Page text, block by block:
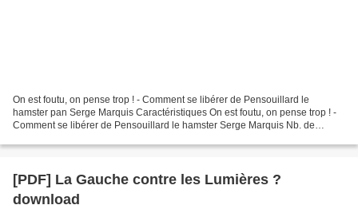
On est foutu, on pense trop ! - Comment se libérer de Pensouillard le
hamster pan Serge Marquis Caractéristiques On est foutu, on pense trop ! -
Comment se libérer de Pensouillard le hamster Serge Marquis Nb. de
[PDF] La Gauche contre les Lumières ?
download